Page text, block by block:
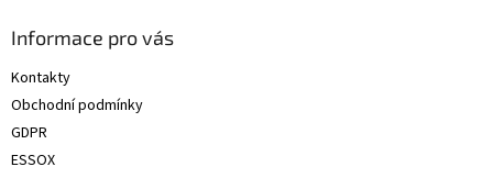
Informace pro vás
Kontakty
Obchodní podmínky
GDPR
ESSOX